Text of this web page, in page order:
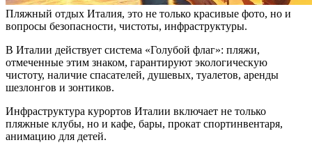
Пляжный отдых Италия, это не только красивые фото, но и
вопросы безопасности, чистоты, инфраструктуры.
В Италии действует система «Голубой флаг»: пляжи,
отмеченные этим знаком, гарантируют экологическую
чистоту, наличие спасателей, душевых, туалетов, аренды
шезлонгов и зонтиков.
Инфраструктура курортов Италии включает не только
пляжные клубы, но и кафе, бары, прокат спортинвентаря,
анимацию для детей.